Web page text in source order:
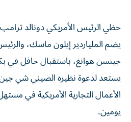
حظي الرئيس الأمريكي دونالد
يضم الملياردير إيلون ماسك،
جينسن هوانغ، باستقبال حافل في
يستعد ​لدعوة نظيره الصيني ⁠شي جين
الأعمال التجارية الأمريكية ‌في
يومين.